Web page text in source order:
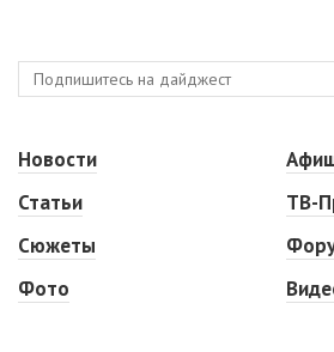
Новости
Статьи
Сюжеты
Фото
ТВ-